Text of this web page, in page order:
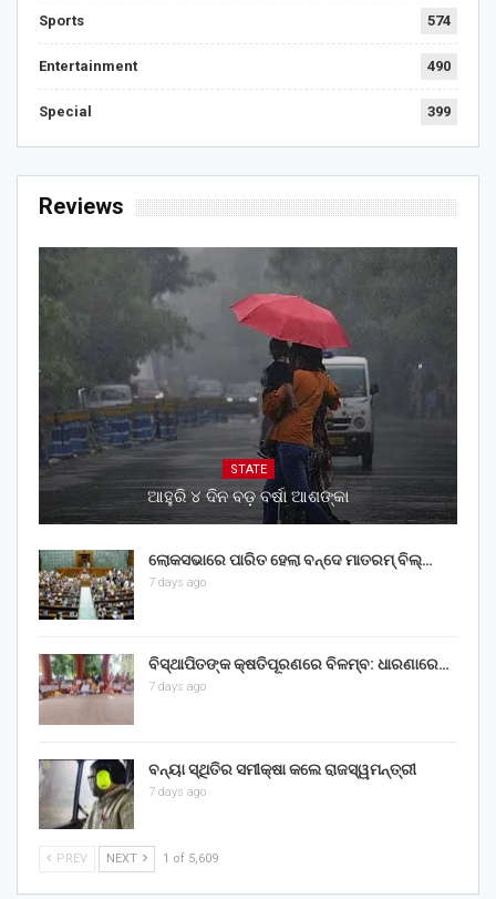
Sports 574
Entertainment 490
Special 399
Reviews
STATE
ଆହୁରି ୪ ଦିନ ବଡ଼ ବର୍ଷା ଆଶଙ୍କା
ଲୋକସଭାରେ ପାରିତ ହେଲା ବନ୍ଦେ ମାତରମ୍‌ ବିଲ୍‌…
7 days ago
ବିସ୍ଥାପିତଙ୍କ କ୍ଷତିପୂରଣରେ ବିଳମ୍ବ: ଧାରଣାରେ…
7 days ago
ବନ୍ୟା ସ୍ଥିତିର ସମୀକ୍ଷା କଲେ ରାଜସ୍ୱମନ୍ତ୍ରୀ
7 days ago
PREV NEXT 1 of 5,609